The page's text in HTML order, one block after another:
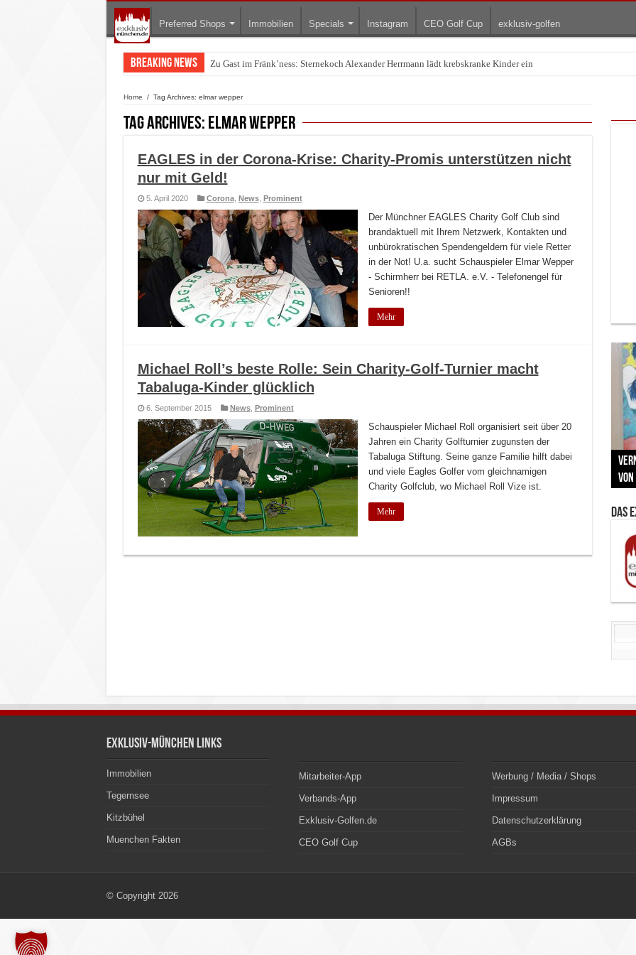
Preferred Shops Immobilien Specials Instagram CEO Golf Cup exklusiv-golfen
Breaking News Zu Gast im Fränk’ness: Sternekoch Alexander Herrmann lädt krebskranke Kinder ein
Home / Tag Archives: elmar wepper
Tag Archives: elmar wepper
EAGLES in der Corona-Krise: Charity-Promis unterstützen nicht
nur mit Geld!
5. April 2020 Corona, News, Prominent
Der Münchner EAGLES Charity Golf Club sind
brandaktuell mit Ihrem Netzwerk, Kontakten und
unbürokratischen Spendengeldern für viele Retter
in der Not! U.a. sucht Schauspieler Elmar Wepper
- Schirmherr bei RETLA. e.V. - Telefonengel für
Senioren!!
Mehr
Michael Roll’s beste Rolle: Sein Charity-Golf-Turnier macht
Tabaluga-Kinder glücklich
6. September 2015 News, Prominent
Schauspieler Michael Roll organisiert seit über 20
Jahren ein Charity Golfturnier zugunsten der
Tabaluga Stiftung. Seine ganze Familie hilft dabei
und viele Eagles Golfer vom gleichnamigen
Charity Golfclub, wo Michael Roll Vize ist.
Mehr
Zu
Das
Exklusiv-München Links
Immobilien
Tegernsee
Kitzbühel
Muenchen Fakten
Mitarbeiter-App
Verbands-App
Exklusiv-Golfen.de
CEO Golf Cup
Werbung / Media / Shops
Impressum
Datenschutzerklärung
AGBs
© Copyright 2026